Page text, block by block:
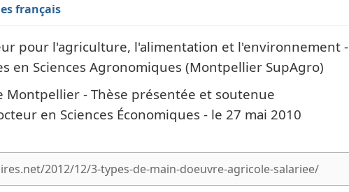
français
pour l'agriculture, l'alimentation et l'environnement -
en Sciences Agronomiques (Montpellier SupAgro)
Montpellier - Thèse présentée et soutenue
en Sciences Économiques - le 27 mai 2010